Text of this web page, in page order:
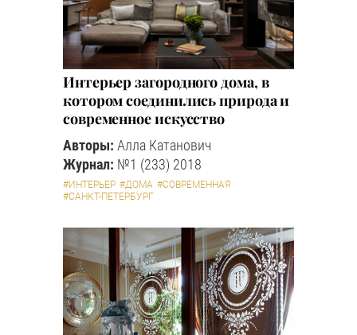
Интерьер загородного дома, в
котором соединились природа и
современное искусство
Авторы: Алла Катанович
Журнал: №1 (233) 2018
#ИНТЕРЬЕР #ДОМА #СОВРЕМЕННАЯ
#САНКТ-ПЕТЕРБУРГ